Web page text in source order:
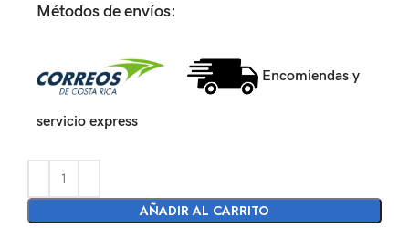
Métodos de envíos:
Encomiendas y
servicio express
AÑADIR AL CARRITO